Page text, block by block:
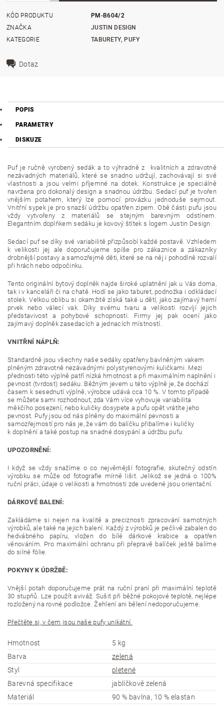
KÓD PRODUKTU
PM-B604/2
ZNAČKA
JUSTIN DESIGN
KATEGORIE
TABURETY, PUFY
Dotaz
POPIS
PARAMETRY
DISKUZE
Puf je ručně vyrobený sedák a to výhradně z kvalitních a zdravotně
nezávadných materiálů, které se snadno udržují, zachovávají si své
vlastnosti a jsou velmi příjemné na dotek. Konstrukce je speciálně
navržena pro dokonalý design a snadnou údržbu. Sedací puf je tvořen
vnějším potahem, který lze pomocí provázku jednoduše sejmout.
Vnitřní sypek je pro snazší údržbu opatřen zipem. Obě části pufu jsou
vždy vytvořeny z materiálů se stejným barevným odstínem.
Elegantním doplňkem sedáku je kovový štítek s logem Justin Design.
Sedací puf se díky své variabilitě přizpůsobí každé postavě. Vzhledem
k velikosti jej ale doporučujeme spíše pro zákaznice a zákazníky
drobnější postavy a samozřejmě děti, které se na něj i pohodlně rozvalí
při hrách nebo odpočinku.
Tento originální bytový doplněk najde široké uplatnění jak u Vás doma,
tak i v kanceláři či na chatě. Hodí se jako taburet, podnožka i odkládací
stolek. Velkou oblibu si okamžitě získá také u dětí, jako zajímavý herní
prvek nebo válecí vak. Díky svému tvaru a velikosti rozvíjí jejich
představivost a pohybové schopnosti. Firmy jej pak ocení jako
zajímavý doplněk zasedacích a jednacích místností.
VNITŘNÍ NÁPLŇ:
Standardně jsou všechny naše sedáky opatřeny bavlněným vakem
plněným zdravotně nezávadnými polystyrenovými kuličkami. Mezi
přednosti této výplně patří nízká hmotnost a při maximálním naplnění i
pevnost (tvrdost) sedáku. Běžným jevem u této výplně je, že dochází
časem k sesednutí výplně, výrobce udává cca 10 %. V tomto případě
se můžete sami rozhodnout, zda Vám více vyhovuje variabilita
měkčího posezení, nebo kuličky dosypete a pufu opět vrátíte jeho
pevnost. Pufy jsou od nás plněny do maximální pevnosti a
samozřejmostí pro nás je, že vám do balíčku přibalíme i kuličky
k doplnění a také postup na snadné dosypání a údržbu pufu.
UPOZORNĚNÍ:
I když se vždy snažíme o co nejvěrnější fotografie, skutečný odstín
výrobku se může od fotografie mírně lišit. Jelikož se jedná o 100%
ruční práci, údaje o velikosti a hmotnosti zde uvedené jsou orientační.
DÁRKOVÉ BALENÍ:
Zakládáme si nejen na kvalitě a preciznosti zpracování samotných
výrobků, ale také na jejich balení. Každý z výrobků je pečlivě zabalen do
hedvábného papíru, vložen do bílé dárkové krabice a opatřen
věnováním. Pro maximální ochranu při přepravě balíček ještě balíme
do silné fólie.
POKYNY K ÚDRŽBĚ:
Vnější potah doporučujeme prát na ruční praní při maximální teplotě
30 stupňů. Lze použít aviváž. Sušit při běžné pokojové teplotě, nejlépe
rozložený na rovné podložce. Žehlení ani bělení nedoporučujeme.
Přečtěte si, v čem jsou naše pufy unikátní.
Hmotnost
5 kg
Barva
zelená
Styl
pletené
Barevná specifikace
jablíčkově zelená
Materiál
90 % bavlna, 10 % elastan